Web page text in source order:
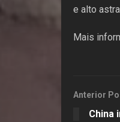
e alto
Mais
Anterior
China